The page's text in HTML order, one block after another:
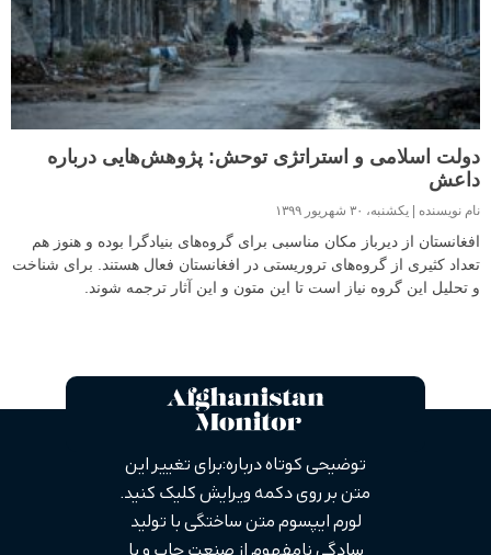
دولت اسلامی و استراتژی توحش: پژوهش‌هایی درباره
داعش
نام نویسنده یکشنبه، ۳۰ شهریور ۱۳۹۹
افغانستان از دیرباز مکان مناسبی برای گروه‌های بنیادگرا بوده و هنوز هم
تعداد کثیری از گروه‌های تروریستی در افغانستان فعال هستند. برای شناخت
و تحلیل این گروه نیاز است تا این متون و این آثار ترجمه شوند.
توضیحی کوتاه درباره: برای تغییر این
متن بر روی دکمه ویرایش کلیک کنید.
لورم ایپسوم متن ساختگی با تولید